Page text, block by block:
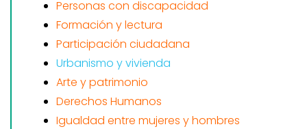
Personas con discapacidad
Formación y lectura
Participación ciudadana
Urbanismo y vivienda
Arte y patrimonio
Derechos Humanos
Igualdad entre mujeres y hombres